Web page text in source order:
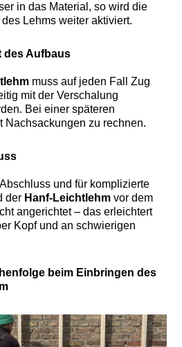
in das Material, so wird die
Lehms weiter aktiviert.
des Aufbaus
muss auf jeden Fall Zug
mit der Verschalung
Bei einer späteren
Nachsackungen zu rechnen.
und für komplizierte
der Hanf-Leichtlehm vor dem
angerichtet – das erleichtert
Kopf und an schwierigen
beim Einbringen des